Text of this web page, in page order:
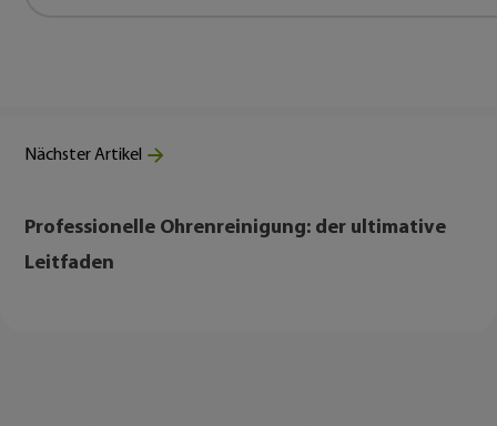
Nächster Artikel
Professionelle Ohrenreinigung: der ultimative
Leitfaden